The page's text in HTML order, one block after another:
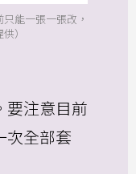
能一張一張改，
）
要注意目前
次全部套